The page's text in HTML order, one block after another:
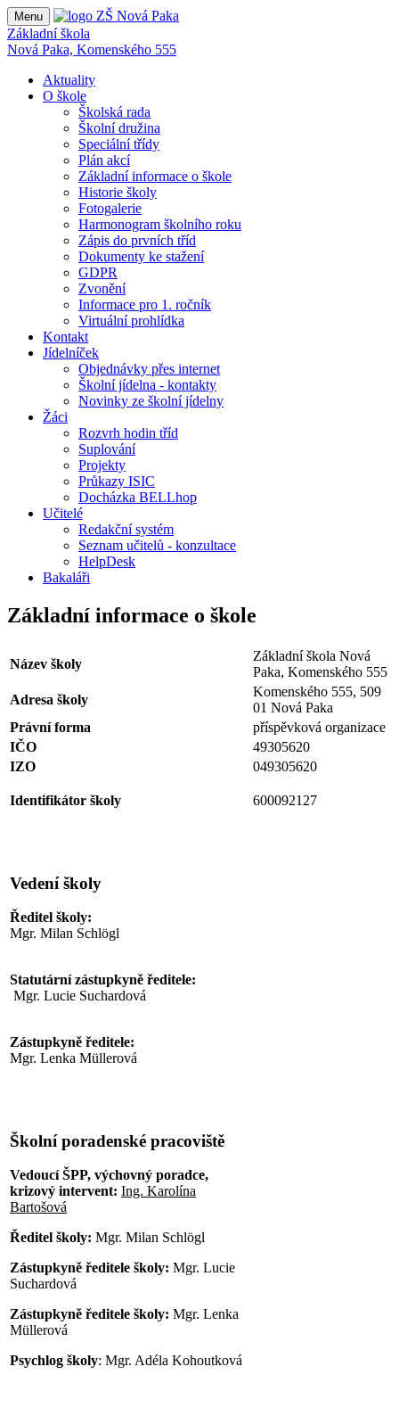
Menu
Základní škola
Nová Paka, Komenského 555
Aktuality
O škole
Školská rada
Školní družina
Speciální třídy
Plán akcí
Základní informace o škole
Historie školy
Fotogalerie
Harmonogram školního roku
Zápis do prvních tříd
Dokumenty ke stažení
GDPR
Zvonění
Informace pro 1. ročník
Virtuální prohlídka
Kontakt
Jídelníček
Objednávky přes internet
Školní jídelna - kontakty
Novinky ze školní jídelny
Žáci
Rozvrh hodin tříd
Suplování
Projekty
Průkazy ISIC
Docházka BELLhop
Učitelé
Redakční systém
Seznam učitelů - konzultace
HelpDesk
Bakaláři
Základní informace o škole
Název školy
Základní škola Nová
Paka, Komenského 555
Adresa školy
Komenského 555, 509
01 Nová Paka
Právní forma
příspěvková organizace
IČO
49305620
IZO
049305620
Identifikátor školy 600092127
Vedení školy
Ředitel školy:
Mgr. Milan Schlögl
Statutární zástupkyně ředitele:
Mgr. Lucie Suchardová
Zástupkyně ředitele:
Mgr. Lenka Müllerová
Školní poradenské pracoviště
Vedoucí ŠPP, výchovný poradce,
krizový intervent: Ing. Karolína
Bartošová
Ředitel školy: Mgr. Milan Schlögl
Zástupkyně ředitele školy: Mgr. Lucie
Suchardová
Zástupkyně ředitele školy: Mgr. Lenka
Müllerová
Psychlog školy: Mgr. Adéla Kohoutková